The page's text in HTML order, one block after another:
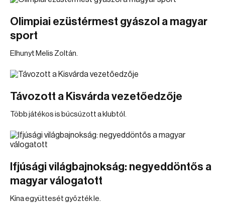
Olimpiai ezüstérmest gyászol a magyar
sport
Elhunyt Melis Zoltán.
Távozott a Kisvárda vezetőedzője
Több játékos is búcsúzott a klubtól.
Ifjúsági világbajnokság: negyeddöntős a
magyar válogatott
Kína együttesét győzték le.